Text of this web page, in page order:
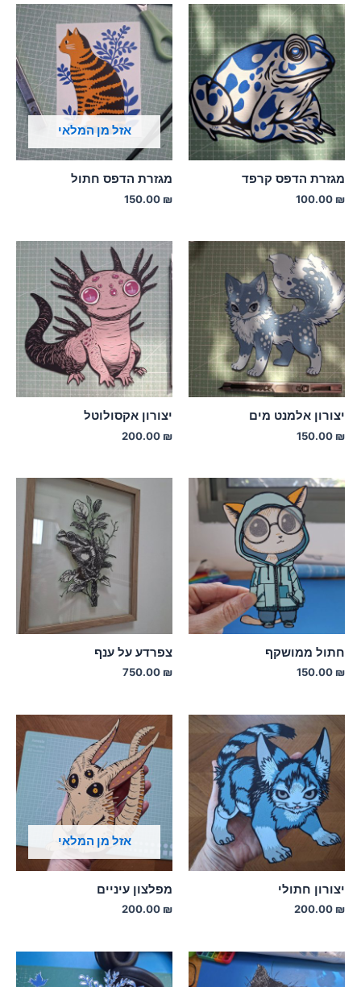
מגזרת הדפס קרפד
100.00 ₪
אזל מן המלאי
מגזרת הדפס חתול
150.00 ₪
יצורון אלמנט מים
150.00 ₪
יצורון אקסולוטל
200.00 ₪
חתול ממושקף
150.00 ₪
צפרדע על ענף
750.00 ₪
יצורון חתולי
200.00 ₪
אזל מן המלאי
מפלצון עיניים
200.00 ₪